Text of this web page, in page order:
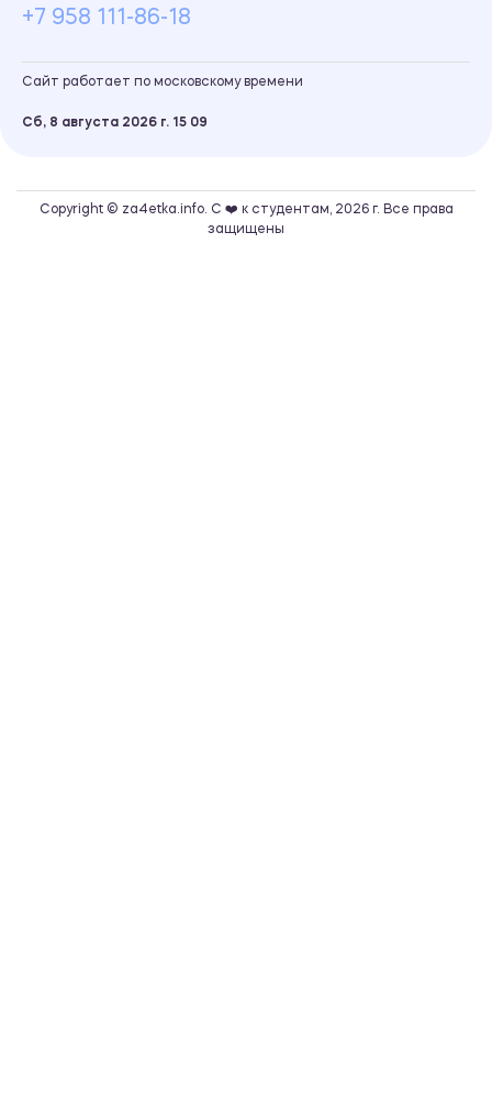
+7 958 111-86-18
Сайт работает по московскому времени
Сб, 8 августа 2026 г. 15 09
Copyright © za4etka.info. С ❤️ к студентам, 2026 г. Все права
защищены